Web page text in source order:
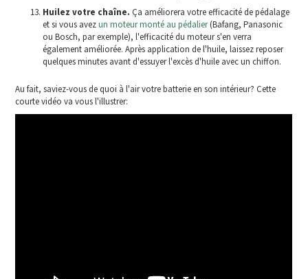
Huilez votre chaîne. Ça améliorera votre efficacité de pédalage
et si vous avezun moteur monté au pédalier(Bafang, Panasonic
ou Bosch, par exemple), l'efficacité du moteur s'en verra
également améliorée. Après application de l'huile, laissez reposer
quelques minutes avant d'essuyer l'excès d'huile avec un chiffon.
Au fait, saviez-vous de quoi à l'air votre batterie en son intérieur? Cette
courte vidéo va vous l'illustrer: